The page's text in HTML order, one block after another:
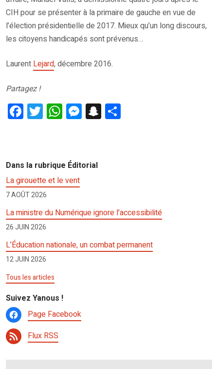
CIH pour se présenter à la primaire de gauche en vue de
l’élection présidentielle de 2017. Mieux qu’un long discours,
les citoyens handicapés sont prévenus…
Laurent Lejard, décembre 2016.
Partagez !
F
a
b
o
o
k
T
wi
er
W
h
s
A
p
p
M
es
n
g
S
n
at
Dans la rubrique Éditorial
La girouette et le vent
7 AOÛT 2026
La ministre du Numérique ignore l’accessibilité
26 JUIN 2026
L’Éducation nationale, un combat permanent
12 JUIN 2026
Tous les articles
Suivez Yanous !
Page Facebook
Flux RSS